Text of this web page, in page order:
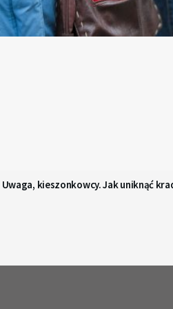
Uwaga, kieszonkowcy. Jak uniknąć